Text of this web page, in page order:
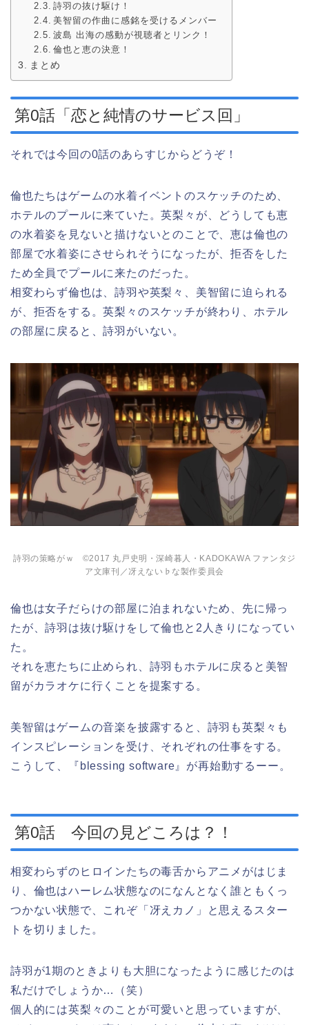
詩羽の抜け駆け！
美智留の作曲に感銘を受けるメンバー
波島 出海の感動が視聴者とリンク！
倫也と恵の決意！
まとめ
第0話「恋と純情のサービス回」
それでは今回の0話のあらすじからどうぞ！
倫也たちはゲームの水着イベントのスケッチのため、
ホテルのプールに来ていた。英梨々が、どうしても恵
の水着姿を見ないと描けないとのことで、恵は倫也の
部屋で水着姿にさせられそうになったが、拒否をした
ため全員でプールに来たのだった。
相変わらず倫也は、詩羽や英梨々、美智留に迫られる
が、拒否をする。英梨々のスケッチが終わり、ホテル
の部屋に戻ると、詩羽がいない。
詩羽の策略がｗ ©2017 丸戸史明・深崎暮人・KADOKAWA ファンタジ
ア文庫刊／冴えない♭な製作委員会
倫也は女子だらけの部屋に泊まれないため、先に帰っ
たが、詩羽は抜け駆けをして倫也と2人きりになってい
た。
それを恵たちに止められ、詩羽もホテルに戻ると美智
留がカラオケに行くことを提案する。
美智留はゲームの音楽を披露すると、詩羽も英梨々も
インスピレーションを受け、それぞれの仕事をする。
こうして、『blessing software』が再始動するーー。
第0話 今回の見どころは？！
相変わらずのヒロインたちの毒舌からアニメがはじま
り、倫也はハーレム状態なのになんとなく誰ともくっ
つかない状態で、これぞ「冴えカノ」と思えるスター
トを切りました。
詩羽が1期のときよりも大胆になったように感じたのは
私だけでしょうか…（笑）
個人的には英梨々のことが可愛いと思っていますが、